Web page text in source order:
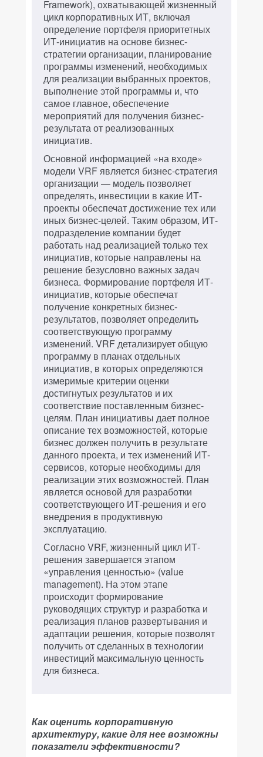
Framework), охватывающей жизненный
цикл корпоративных ИТ, включая
определение портфеля приоритетных
ИТ-инициатив на основе бизнес-
стратегии организации, планирование
программы изменений, необходимых
для реализации выбранных проектов,
выполнение этой программы и, что
самое главное, обеспечение
мероприятий для получения бизнес-
результата от реализованных
инициатив.
Основной информацией «на входе»
модели VRF является бизнес-стратегия
организации — модель позволяет
определять, инвестиции в какие ИТ-
проекты обеспечат достижение тех или
иных бизнес-целей. Таким образом, ИТ-
подразделение компании будет
работать над реализацией только тех
инициатив, которые направлены на
решение безусловно важных задач
бизнеса. Формирование портфеля ИТ-
инициатив, которые обеспечат
получение конкретных бизнес-
результатов, позволяет определить
соответствующую программу
изменений. VRF детализирует общую
программу в планах отдельных
инициатив, в которых определяются
измеримые критерии оценки
достигнутых результатов и их
соответствие поставленным бизнес-
целям. План инициативы дает полное
описание тех возможностей, которые
бизнес должен получить в результате
данного проекта, и тех изменений ИТ-
сервисов, которые необходимы для
реализации этих возможностей. План
является основой для разработки
соответствующего ИТ-решения и его
внедрения в продуктивную
эксплуатацию.
Согласно VRF, жизненный цикл ИТ-
решения завершается этапом
«управления ценностью» (value
management). На этом этапе
происходит формирование
руководящих структур и разработка и
реализация планов развертывания и
адаптации решения, которые позволят
получить от сделанных в технологии
инвестиций максимальную ценность
для бизнеса.
Как оценить корпоративную
архитектуру, какие для нее возможны
показатели эффективности?